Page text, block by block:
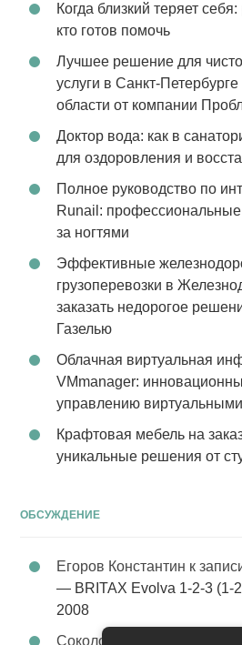
Когда близкий теряет
кто готов помочь
Лучшее решение для
услуги в Санкт-
области от компании
Доктор вода: как в
для оздоровления и
Полное руководство по
Runail: профессиональные
за ногтями
Эффективные
грузоперевозки в
заказать недорогое
Газелью
Облачная виртуальная
VMmanager:
управлению
Крафтовая мебель на
уникальные решения от
ОБСУЖДЕНИЕ
Егоров Константин к
— BRITAX Evolva 1-2-3 (1-
2008
Соколова Эльза